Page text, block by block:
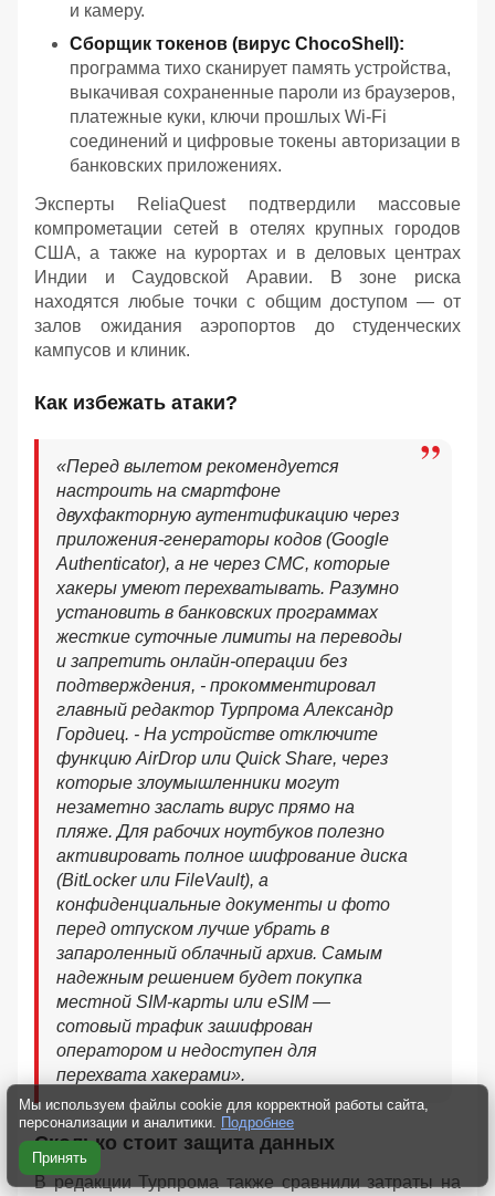
и камеру.
Сборщик токенов (вирус ChocoShell):
программа тихо сканирует память устройства,
выкачивая сохраненные пароли из браузеров,
платежные куки, ключи прошлых Wi-Fi
соединений и цифровые токены авторизации в
банковских приложениях.
Эксперты ReliaQuest подтвердили массовые
компрометации сетей в отелях крупных городов
США, а также на курортах и в деловых центрах
Индии и Саудовской Аравии. В зоне риска
находятся любые точки с общим доступом — от
залов ожидания аэропортов до студенческих
кампусов и клиник.
Как избежать атаки?
«Перед вылетом рекомендуется
настроить на смартфоне
двухфакторную аутентификацию через
приложения-генераторы кодов (Google
Authenticator), а не через СМС, которые
хакеры умеют перехватывать. Разумно
установить в банковских программах
жесткие суточные лимиты на переводы
и запретить онлайн-операции без
подтверждения, - прокомментировал
главный редактор Турпрома Александр
Гордиец. - На устройстве отключите
функцию AirDrop или Quick Share, через
которые злоумышленники могут
незаметно заслать вирус прямо на
пляже. Для рабочих ноутбуков полезно
активировать полное шифрование диска
(BitLocker или FileVault), а
конфиденциальные документы и фото
перед отпуском лучше убрать в
запароленный облачный архив. Самым
надежным решением будет покупка
местной SIM-карты или eSIM —
сотовый трафик зашифрован
оператором и недоступен для
перехвата хакерами».
Сколько стоит защита данных
В редакции Турпрома также сравнили затраты на
Мы используем файлы cookie для корректной работы сайта,
персонализации и аналитики. Подробнее
Принять